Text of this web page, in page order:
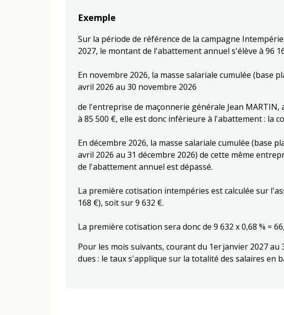
Exemple
Sur la période de référence de la campagne
2027, le montant de l'abattement annuel s'élève à 96
En novembre 2026, la masse salariale cumulée (base
avril 2026 au 30 novembre 2026
de l'entreprise de maçonnerie générale Jean
à 85 500 €, elle est donc inférieure à l'abattement : la
En décembre 2026, la masse salariale cumulée (base
avril 2026 au 31 décembre 2026) de cette même
de l'abattement annuel est dépassé.
La première cotisation intempéries est calculée sur
168 €), soit sur 9 632 €.
La première cotisation sera donc de 9 632 x 0,68 % =
Pour les mois suivants, courant du 1er janvier 2027
dues : le taux s'applique sur la totalité des salaires en